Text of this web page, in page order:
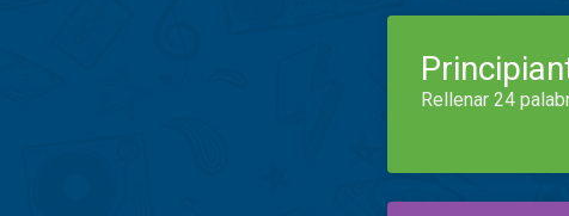
Rellenar 24